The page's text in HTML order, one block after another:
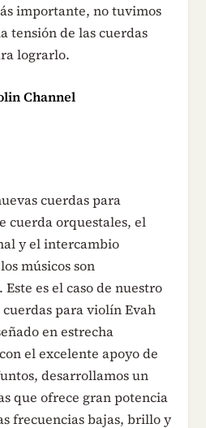
importante, no tuvimos
tensión de las cuerdas
lograrlo.
Channel
cuerdas para
cuerda orquestales, el
y el intercambio
músicos son
es el caso de nuestro
para violín Evah
en estrecha
el excelente apoyo de
desarrollamos un
que ofrece gran potencia
frecuencias bajas, brillo y